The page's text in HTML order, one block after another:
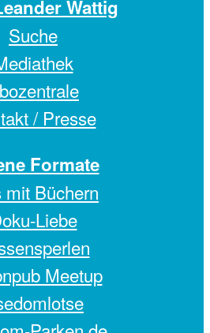
Wattig
Suche
/ Presse
Formate
mit Büchern
Liebe
Meetup